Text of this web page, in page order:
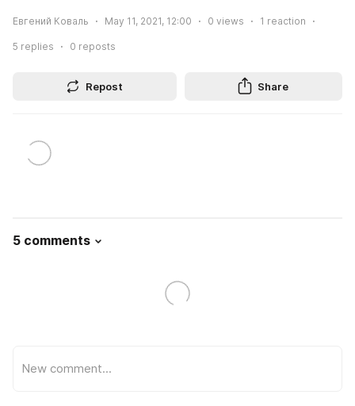
Евгений Коваль May 11, 2021, 12:00 0 views 1 reaction
5 replies 0 reposts
Repost Share
5 comments